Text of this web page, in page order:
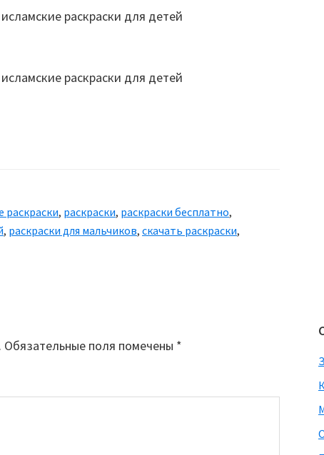
раскраски, раскраски, раскраски бесплатно,
, раскраски для мальчиков, скачать раскраски,
Обязательные поля помечены *